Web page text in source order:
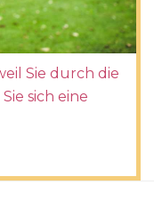
Sie durch die
sich eine